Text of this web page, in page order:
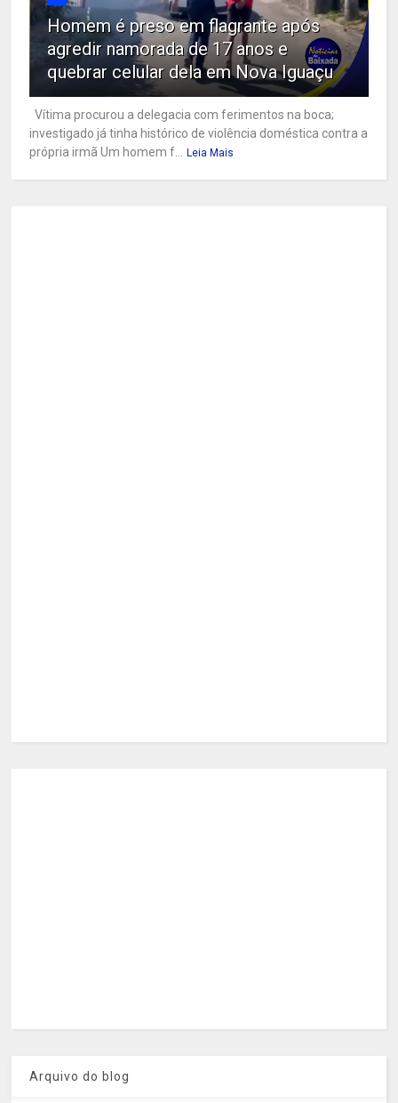
Homem é preso em flagrante após
agredir namorada de 17 anos e
quebrar celular dela em Nova Iguaçu
Vítima procurou a delegacia com ferimentos na boca;
investigado já tinha histórico de violência doméstica contra a
própria irmã Um homem f...
Leia Mais
Arquivo do blog